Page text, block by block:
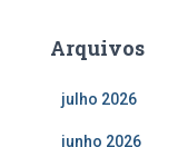
Arquivos
julho 2026
junho 2026